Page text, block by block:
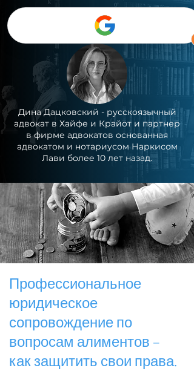
04-3731722
Дина Дацковский - русскоязычный
адвокат в Хайфе и Крайот и партнер
в фирме адвокатов основанная
адвокатом и нотариусом Наркисом
Лави более 10 лет назад.
Профессиональное
юридическое
сопровождение по
вопросам алиментов –
как защитить свои права.